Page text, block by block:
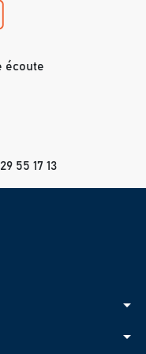
écoute
55 17 13
arrow_drop_down
arrow_drop_down